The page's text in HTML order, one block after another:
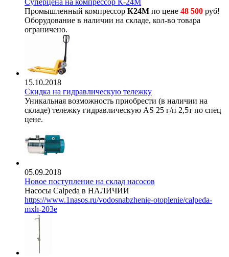
Суперцена на компрессор К-24М
Промышленный компрессор К24М по цене 48 500 руб!
Оборудование в наличии на складе, кол-во товара
ограничено.
15.10.2018
Скидка на гидравлическую тележку
Уникальная возможность приобрести (в наличии на
складе) тележку гидравлическую AS 25 г/п 2,5т по спец
цене.
05.09.2018
Новое поступление на склад насосов
Насосы Calpeda в НАЛИЧИИ
https://www.1nasos.ru/vodosnabzhenie-otoplenie/calpeda-
mxh-203e